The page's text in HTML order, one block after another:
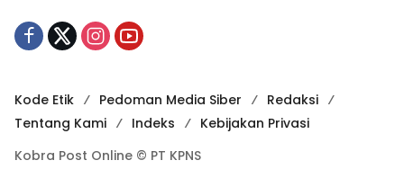
Kode Etik Pedoman Media Siber
Redaksi
Tentang Kami
Indeks
Kebijakan Privasi
Kobra Post Online © PT KPNS